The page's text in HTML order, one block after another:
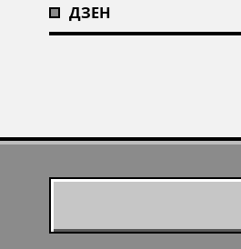
ДЗЕНМуухомор станет
или мушрумом
Первая встреча с
робинзонада в
Что добавят в
муушрумом